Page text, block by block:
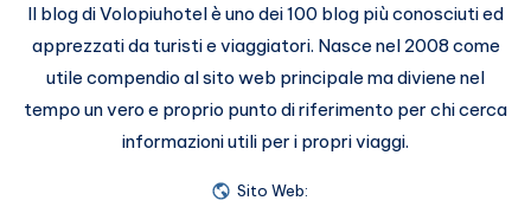
Il blog di Volopiuhotel è uno dei 100 blog più conosciuti ed
apprezzati da turisti e viaggiatori. Nasce nel 2008 come
utile compendio al sito web principale ma diviene nel
tempo un vero e proprio punto di riferimento per chi cerca
informazioni utili per i propri viaggi.
Sito Web: